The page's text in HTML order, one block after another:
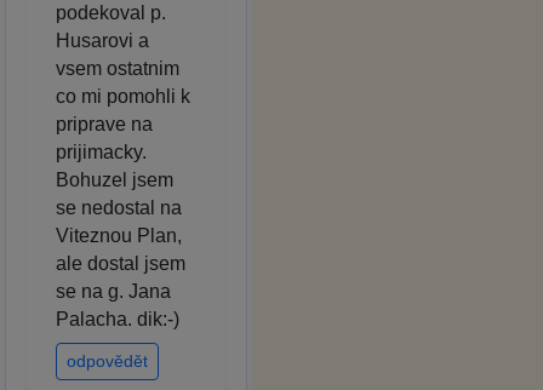
podekoval p.
Husarovi a
vsem ostatnim
co mi pomohli k
priprave na
prijimacky.
Bohuzel jsem
se nedostal na
Viteznou Plan,
ale dostal jsem
se na g. Jana
Palacha. dik:-)
odpovědět